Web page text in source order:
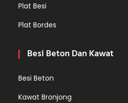
Plat Besi
Plat Bordes
Besi Beton Dan Kawat
Besi Beton
Kawat Bronjong